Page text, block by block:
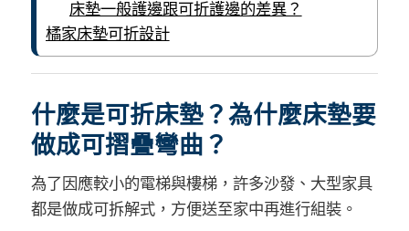
床墊一般護邊跟可折護邊的差異？
橘家床墊可折設計
什麼是可折床墊？為什麼床墊要
做成可摺疊彎曲？
為了因應較小的電梯與樓梯，許多沙發、大型家具
都是做成可拆解式，方便送至家中再進行組裝。